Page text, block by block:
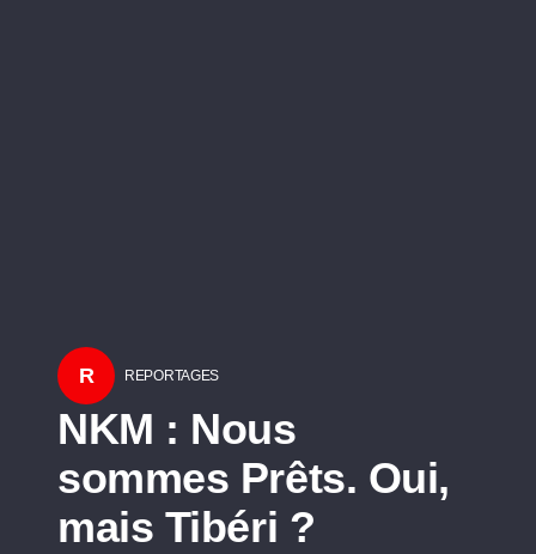
R REPORTAGES
NKM : Nous
sommes Prêts. Oui,
mais Tibéri ?